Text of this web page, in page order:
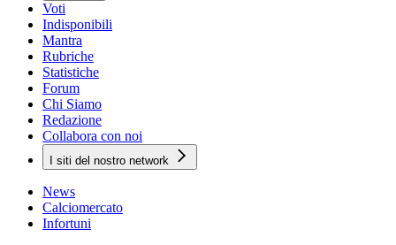
Voti
Indisponibili
Mantra
Rubriche
Statistiche
Forum
Chi Siamo
Redazione
Collabora con noi
I siti del nostro network
News
Calciomercato
Infortuni